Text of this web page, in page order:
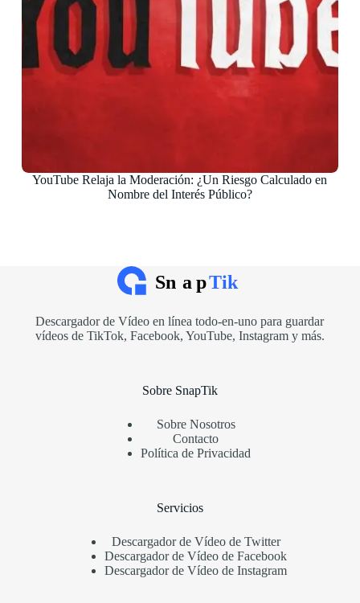
YouTube Relaja la Moderación: ¿Un Riesgo Calculado en
Nombre del Interés Público?
Descargador de Vídeo en línea todo-en-uno para guardar
vídeos de TikTok, Facebook, YouTube, Instagram y más.
Sobre SnapTik
Sobre Nosotros
Contacto
Política de Privacidad
Servicios
Descargador de Vídeo de Twitter
Descargador de Vídeo de Facebook
Descargador de Vídeo de Instagram